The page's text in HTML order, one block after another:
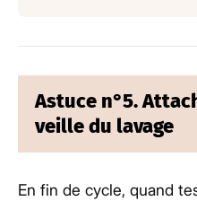
Astuce n°5.
veille du lavage
En fin de cycle, quand